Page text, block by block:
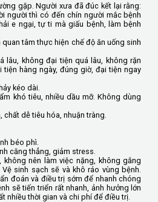
gặp. Người xưa đã đúc kết lại rằng:
người thì có đến chín người mắc bệnh
e ngại, tự ti mà giấu bệnh, làm bệnh
tâm thực hiện chế độ ăn uống sinh
lâu, không đại tiện quá lâu, không rặn
hàng ngày, đúng giờ, đại tiện ngay
kéo dài.
khó tiêu, nhiều dầu mỡ. Không dùng
dễ tiêu hóa, nhuận tràng.
béo phì.
căng thẳng, giảm stress.
nên làm việc nặng, không gắng
sinh sạch sẽ và khô ráo vùng bệnh.
đoán và điều trị sớm để nhanh chóng
sẽ tiến triển rất nhanh, ảnh hưởng lớn
nhiều thời gian và chi phí để điều trị.